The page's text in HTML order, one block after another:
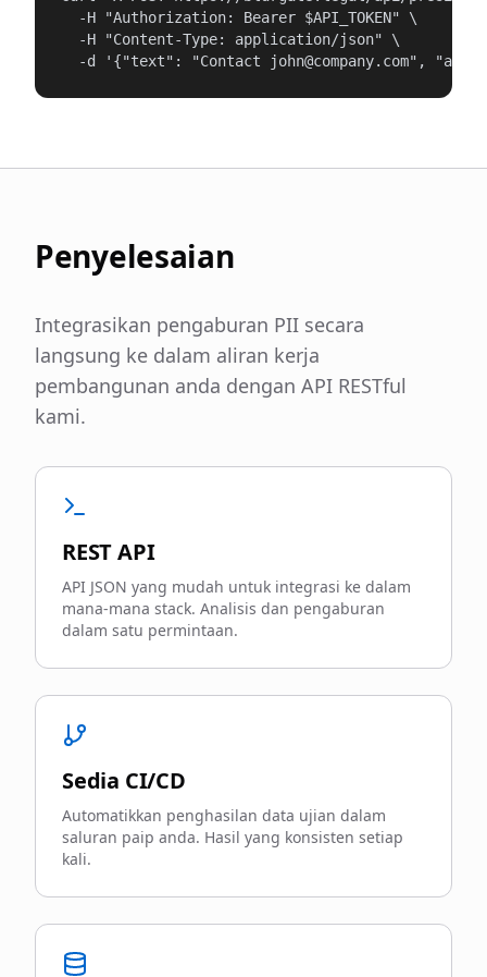
  -H "Authorization: Bearer $API_TOKEN" \
  -H "Content-Type: application/json" \
-d '{"text": "Contact john@company.com",
Penyelesaian
Integrasikan pengaburan PII secara
langsung ke dalam aliran kerja
pembangunan anda dengan API RESTful
kami.
REST API
API JSON yang mudah untuk integrasi ke dalam
mana-mana stack. Analisis dan pengaburan
dalam satu permintaan.
Sedia CI/CD
Automatikkan penghasilan data ujian dalam
saluran paip anda. Hasil yang konsisten setiap
kali.